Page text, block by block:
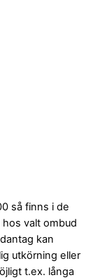
så finns i de
valt ombud
kan
utkörning eller
t.ex. långa